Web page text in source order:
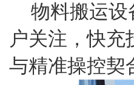
物料搬运设
户关注，快
与精准操控契